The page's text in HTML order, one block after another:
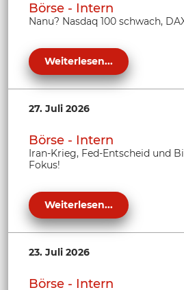
Börse - Intern
Nanu? Nasdaq 100 schwach,
Weiterlesen...
27. Juli 2026
Börse - Intern
Iran-Krieg, Fed-Entscheid und
Fokus!
Weiterlesen...
23. Juli 2026
Börse - Intern